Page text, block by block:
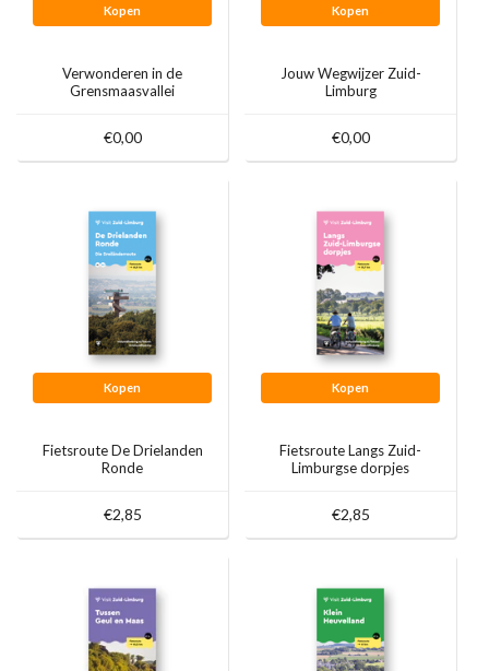
Kopen
Verwonderen in de
Grensmaasvallei
€0,00
Kopen
Jouw Wegwijzer Zuid-
Limburg
€0,00
Kopen
Fietsroute De Drielanden
Ronde
€2,85
Kopen
Fietsroute Langs Zuid-
Limburgse dorpjes
€2,85